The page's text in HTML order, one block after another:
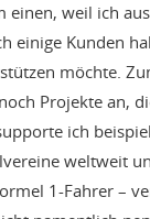
einen, weil ich
einige Kunden
möchte.
Projekte an,
ich
weltweit
1-Fahrer –